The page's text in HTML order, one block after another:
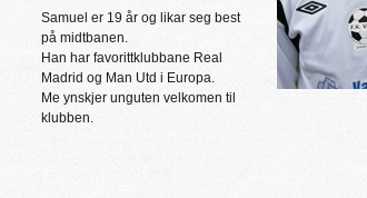
Samuel er 19 år og likar seg best
på midtbanen.
Han har favorittklubbane Real
Madrid og Man Utd i Europa.
Me ynskjer unguten velkomen til
klubben.